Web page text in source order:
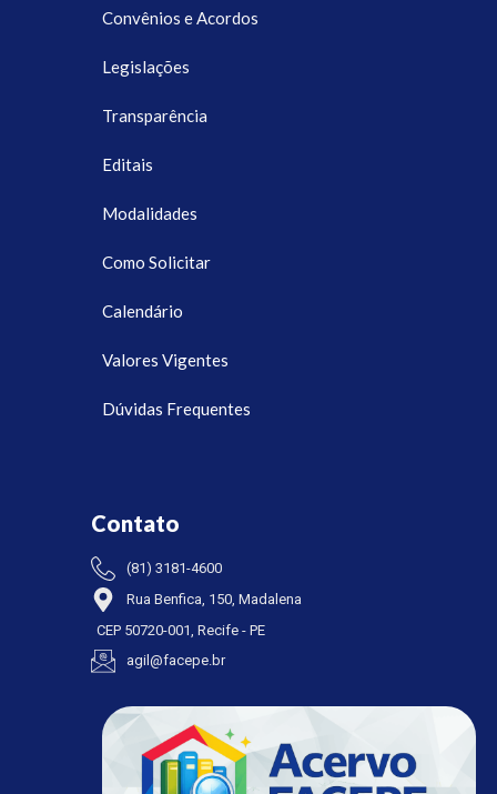
Convênios e Acordos
Legislações
Transparência
Editais
Modalidades
Como Solicitar
Calendário
Valores Vigentes
Dúvidas Frequentes
Contato
(81) 3181-4600
Rua Benfica, 150, Madalena
CEP 50720-001, Recife - PE
agil@facepe.br